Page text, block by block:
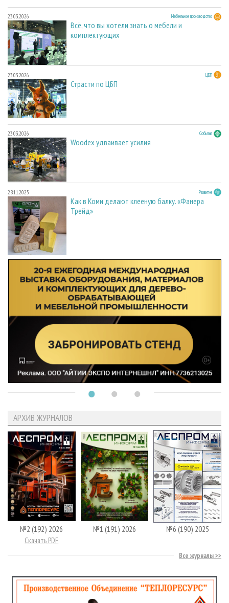
23.03.2026 Мебельное производство
Всё, что вы хотели знать о мебели и
комплектующих
23.03.2026 ЦБП
Страсти по ЦБП
23.03.2026 События
Woodex удваивает усилия
28.11.2025 Развитие
Как в Коми делают клееную балку. «Фанера
Трейд»
АРХИВ ЖУРНАЛОВ
№2 (192) 2026
Скачать PDF
№1 (191) 2026 №6 (190) 2025
Все журналы